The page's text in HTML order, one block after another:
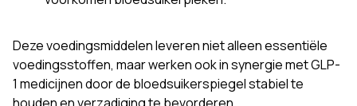
Deze voedingsmiddelen leveren niet alleen essentiële
voedingsstoffen, maar werken ook in synergie met GLP-
1 medicijnen door de bloedsuikerspiegel stabiel te